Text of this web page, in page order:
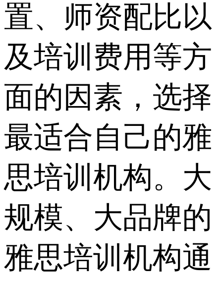
置、师资配比以
及培训费用等方
面的因素，选择
最适合自己的雅
思培训机构。大
规模、大品牌的
雅思培训机构通